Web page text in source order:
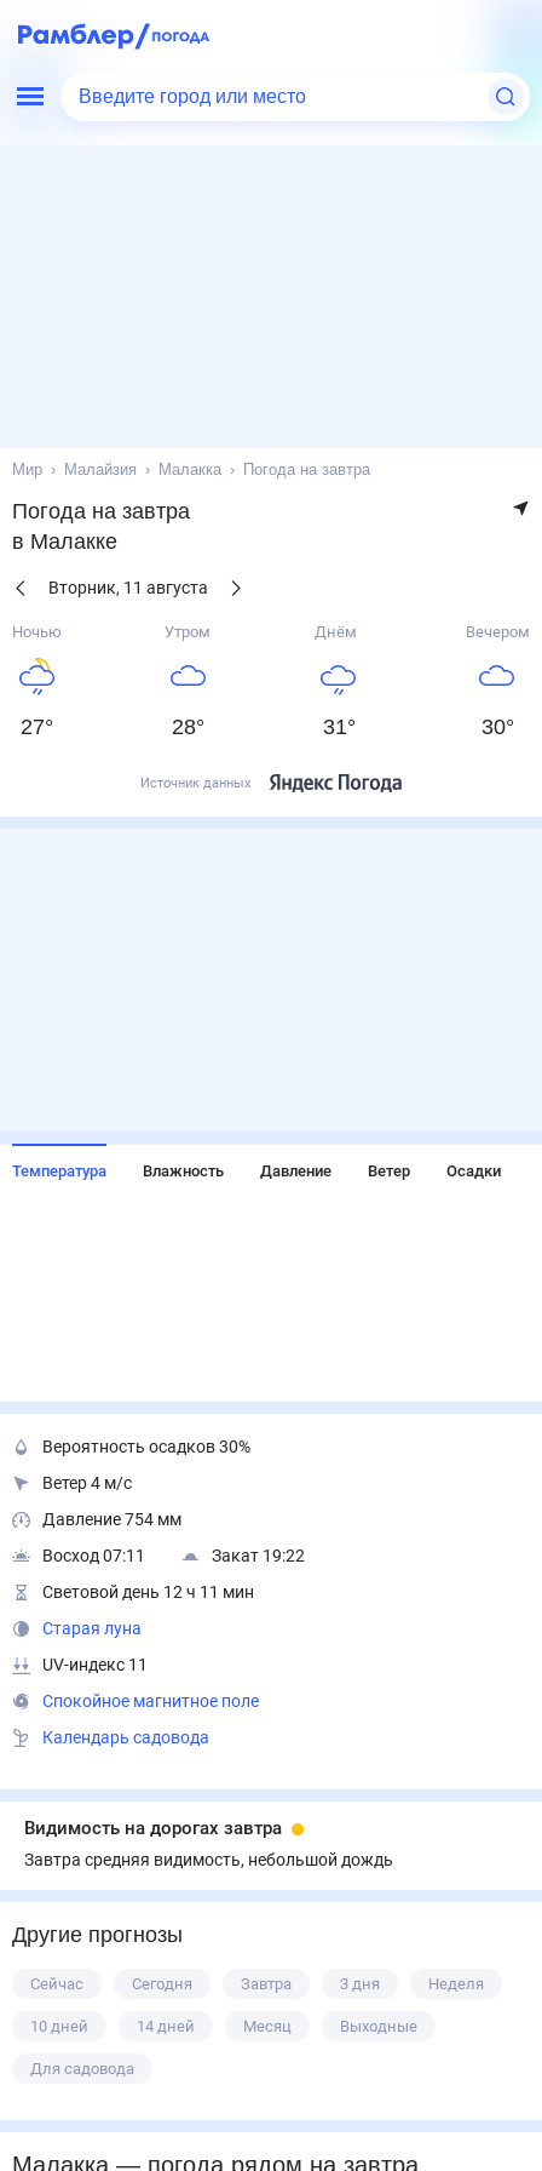
Введите город или место
Мир Малайзия Малакка Погода на завтра
Погода на завтра
в Малакке
Вторник, 11 августа
Ночью
27°
Утром
28°
Днём
31°
Вечером
30°
Источник данных
Температура Влажность Давление Ветер Осадки
Вероятность осадков 30%
Ветер 4 м/с
Давление 754 мм
Восход 07:11
Закат 19:22
Световой день 12 ч 11 мин
Старая луна
UV-индекс 11
Спокойное магнитное поле
Календарь садовода
Видимость на дорогах завтра
Завтра средняя видимость, небольшой дождь
Другие прогнозы
Сейчас Сегодня Завтра 3 дня Неделя
10 дней 14 дней Месяц Выходные
Для садовода
Малакка — погода рядом на завтра